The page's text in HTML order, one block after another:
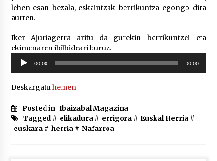
2026/07/03
Tiga, Twisted Teens, Underscores, Habia
2026/07/02
lehen esan bezala, eskaintzak berrikuntza egongo dira
aurten.
Iker Ajuriagerra aritu da gurekin berrikuntzei eta
ekimenaren ibilbideari buruz.
Soinu
erreproduzigailua
00:00 00:00
Deskargatuhemen.
Posted in Ibaizabal Magazina
Tagged # elikadura# errigora# Euskal Herria#
euskara# herria# Nafarroa